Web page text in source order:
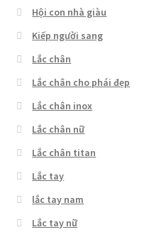
Hội con nhà giàu
Kiếp người sang
Lắc chân
Lắc chân cho phái đẹp
Lắc chân inox
Lắc chân nữ
Lắc chân titan
Lắc tay
lắc tay nam
Lắc tay nữ